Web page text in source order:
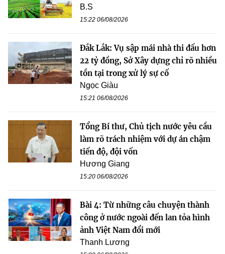
B.S
15:22 06/08/2026
Đắk Lắk: Vụ sập mái nhà thi đấu hơn
22 tỷ đồng, Sở Xây dựng chỉ rõ nhiều
tồn tại trong xử lý sự cố
Ngọc Giàu
15:21 06/08/2026
Tổng Bí thư, Chủ tịch nước yêu cầu
làm rõ trách nhiệm với dự án chậm
tiến độ, đội vốn
Hương Giang
15:20 06/08/2026
Bài 4: Từ những câu chuyện thành
công ở nước ngoài đến lan tỏa hình
ảnh Việt Nam đổi mới
Thanh Lương